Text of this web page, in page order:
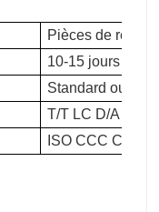
Pièces de
10-15 jours
Standard ou
T/T LC D/A D/P
ISO CCC CE